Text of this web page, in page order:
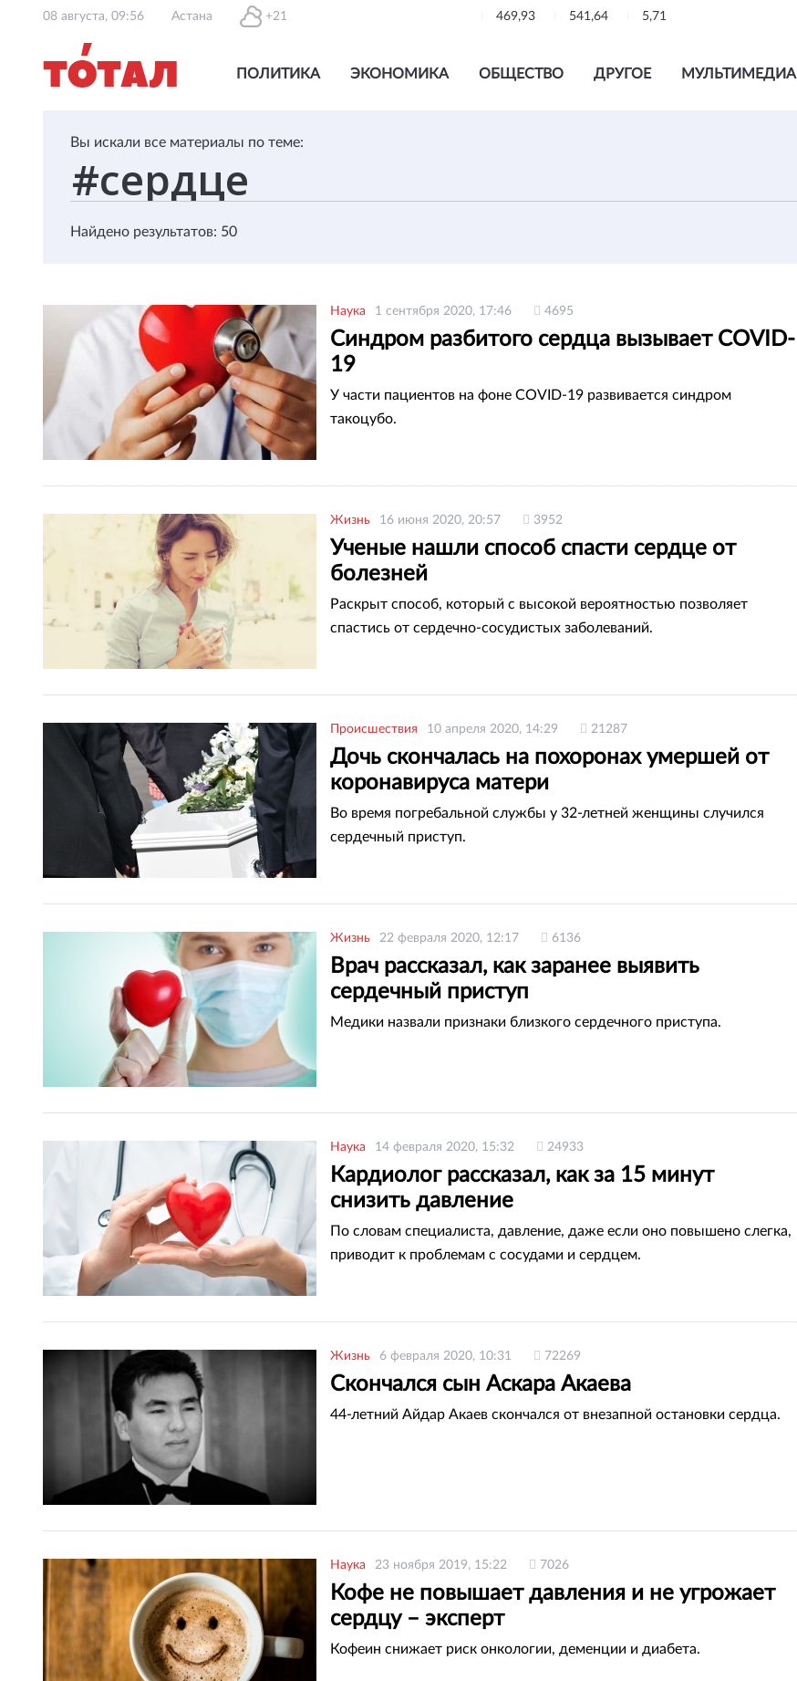
08 августа, 09:56 Астана +21 469,93 541,64 5,71
ПОЛИТИКА ЭКОНОМИКА ОБЩЕСТВО ДРУГОЕ МУЛЬТИМЕДИА
Вы искали все материалы по теме:
Найдено результатов: 50
Наука 1 сентября 2020, 17:46 4695
Синдром разбитого сердца вызывает COVID-
19
У части пациентов на фоне COVID-19 развивается синдром
такоцубо.
Жизнь 16 июня 2020, 20:57 3952
Ученые нашли способ спасти сердце от
болезней
Раскрыт способ, который с высокой вероятностью позволяет
спастись от сердечно-сосудистых заболеваний.
Происшествия 10 апреля 2020, 14:29 21287
Дочь скончалась на похоронах умершей от
коронавируса матери
Во время погребальной службы у 32-летней женщины случился
сердечный приступ.
Жизнь 22 февраля 2020, 12:17 6136
Врач рассказал, как заранее выявить
сердечный приступ
Медики назвали признаки близкого сердечного приступа.
Наука 14 февраля 2020, 15:32 24933
Кардиолог рассказал, как за 15 минут
снизить давление
По словам специалиста, давление, даже если оно повышено слегка,
приводит к проблемам с сосудами и сердцем.
Жизнь 6 февраля 2020, 10:31 72269
Скончался сын Аскара Акаева
44-летний Айдар Акаев скончался от внезапной остановки сердца.
Наука 23 ноября 2019, 15:22 7026
Кофе не повышает давления и не угрожает
сердцу – эксперт
Кофеин снижает риск онкологии, деменции и диабета.